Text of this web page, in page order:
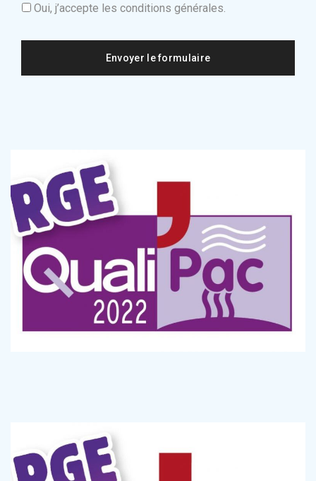
Oui, j’accepte les conditions générales.